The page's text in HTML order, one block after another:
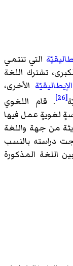
التي تنتمي
تشترك اللغة
الأخرى،
[26]
. قام اللغوي
ماريو بي في عام 1949 بدراسةٍ لغويةٍ عمل فيها
من جهة واللغة
دراسته بالنسب
اللغة المذكورة